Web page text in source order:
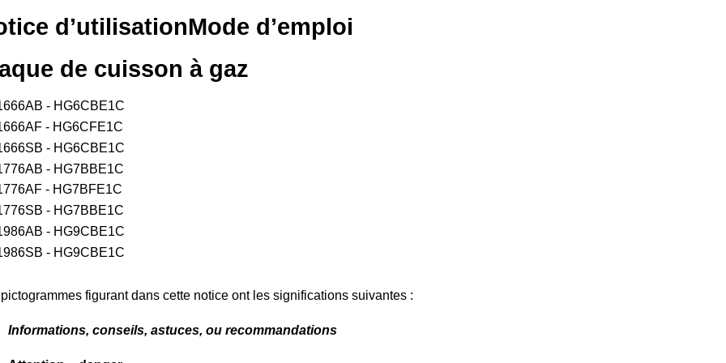
d’utilisationMode d’emploi
de cuisson à gaz
- HG6CBE1C
- HG6CFE1C
- HG6CBE1C
- HG7BBE1C
- HG7BFE1C
- HG7BBE1C
- HG9CBE1C
- HG9CBE1C
pictogrammes figurant dans cette notice ont les significations suivantes :
Informations, conseils, astuces, ou recommandations